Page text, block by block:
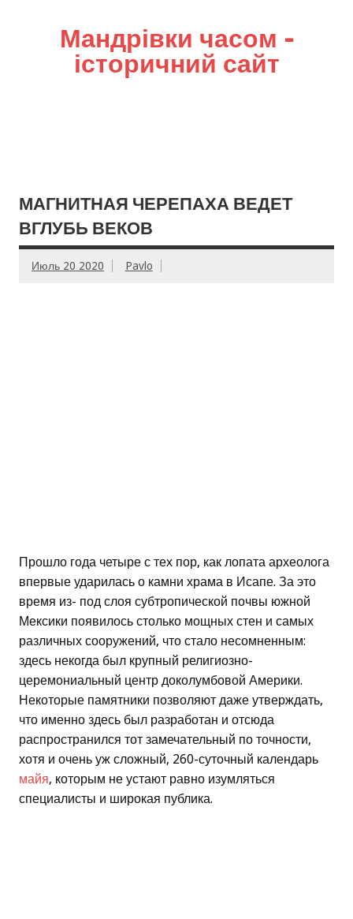
Мандрівки часом –
історичний сайт
МАГНИТНАЯ ЧЕРЕПАХА ВЕДЕТ
ВГЛУБЬ ВЕКОВ
Июль 20 2020 Pavlo
Прошло года четыре с тех пор, как лопата археолога
впервые ударилась о камни храма в Исапе. За это
время из- под слоя субтропической почвы южной
Мексики появилось столько мощных стен и самых
различных сооружений, что стало несомненным:
здесь некогда был крупный религиозно-
церемониальный центр доколумбовой Америки.
Некоторые памятники позволяют даже утверждать,
что именно здесь был разработан и отсюда
распространился тот замечательный по точности,
хотя и очень уж сложный, 260-суточный календарь
майя, которым не устают равно изумляться
специалисты и широкая публика.